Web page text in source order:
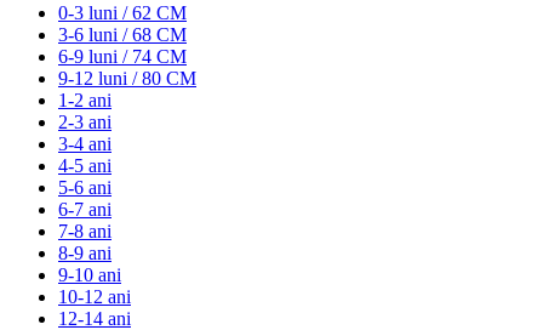
0-3 luni / 62 CM
3-6 luni / 68 CM
6-9 luni / 74 CM
9-12 luni / 80 CM
1-2 ani
2-3 ani
3-4 ani
4-5 ani
5-6 ani
6-7 ani
7-8 ani
8-9 ani
9-10 ani
10-12 ani
12-14 ani